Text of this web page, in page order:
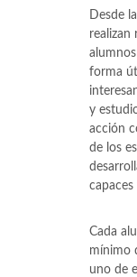
Desde
realizan
forma
y
acción
de los
Cada
mínimo
uno de